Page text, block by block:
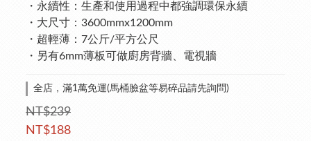
・永續性：生產和使用過程中都強調環保永續
・大尺寸：3600mmx1200mm
・超輕薄：7公斤/平方公尺
・另有6mm薄板可做廚房背牆、電視牆
全店，滿1萬免運(馬桶臉盆等易碎品請先詢問)
NT$239
NT$188